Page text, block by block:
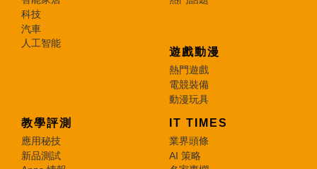
科技
汽車
人工智能
遊戲動漫
熱門遊戲
電競裝備
動漫玩具
教學評測
應用秘技
新品測試
IT TIMES
業界頭條
AI 策略